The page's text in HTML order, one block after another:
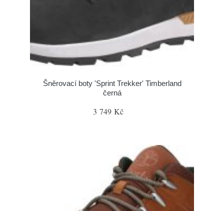
Šněrovací boty 'Sprint Trekker' Timberland
černá
3 749 Kč